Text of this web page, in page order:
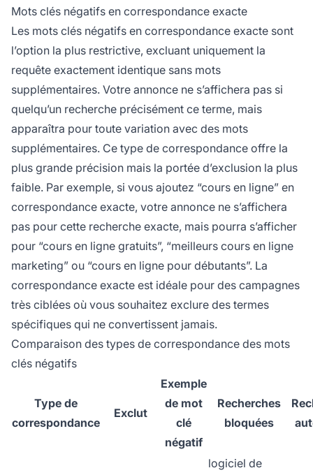
Mots clés négatifs en correspondance exacte
Les mots clés négatifs en correspondance exacte sont
l’option la plus restrictive, excluant uniquement la
requête exactement identique sans mots
supplémentaires. Votre annonce ne s’affichera pas si
quelqu’un recherche précisément ce terme, mais
apparaîtra pour toute variation avec des mots
supplémentaires. Ce type de correspondance offre la
plus grande précision mais la portée d’exclusion la plus
faible. Par exemple, si vous ajoutez “cours en ligne” en
correspondance exacte, votre annonce ne s’affichera
pas pour cette recherche exacte, mais pourra s’afficher
pour “cours en ligne gratuits”, “meilleurs cours en ligne
marketing” ou “cours en ligne pour débutants”. La
correspondance exacte est idéale pour des campagnes
très ciblées où vous souhaitez exclure des termes
spécifiques qui ne convertissent jamais.
Comparaison des types de correspondance des mots
clés négatifs
Type de
correspondance
Exclut
Exemple
de mot
clé
négatif
Recherches
bloquées
logiciel de